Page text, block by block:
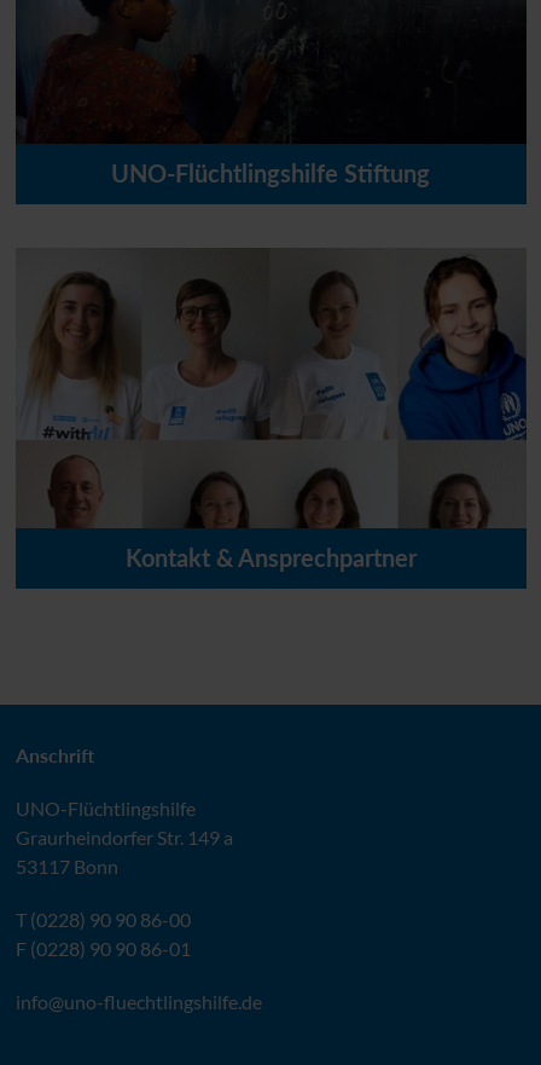
UNO-Flüchtlingshilfe Stiftung
eigene Stiftung ins Leben gerufen. Ihr Anliegen ist es, die
Lebensbedingungen von Flüchtlingen grundlegend zu
verbessern und Hilfe zu leisten, die nachhaltig wirkt.
MEHR ERFAHREN
Kontakt & Ansprechpartner
UNO-Flüchtlingshilfe.
ZU DEN ANSPRECHPARTNERN
Anschrift
UNO-Flüchtlingshilfe
Graurheindorfer Str. 149 a
53117 Bonn
T (0228) 90 90 86-00
F (0228) 90 90 86-01
info@uno-fluechtlingshilfe.de